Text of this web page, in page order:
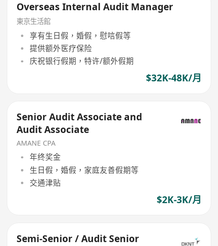
Overseas Internal Audit Manager
東京生活館
享有生日假，婚假，慰唁假等
提供额外医疗保险
庆祝银行假期，特许/额外假期
$32K-48K/月
Senior Audit Associate and
Audit Associate
AMANE CPA
年终奖金
生日假，婚假，家庭友善假期等
交通津贴
$2K-3K/月
Semi-Senior / Audit Senior